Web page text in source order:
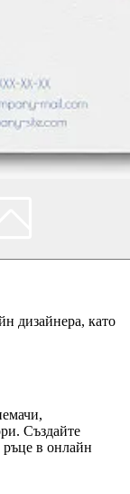
дизайнера, като
Създайте
ръце в онлайн